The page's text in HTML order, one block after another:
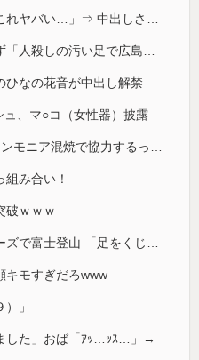
ひなの花音が中出し解禁
ュ、マ○コ（女性器）披露
組み合い！
破ｗｗｗ
キモすぎだろwww
」
した」おば「ｱｯ…ｯｽ…」→